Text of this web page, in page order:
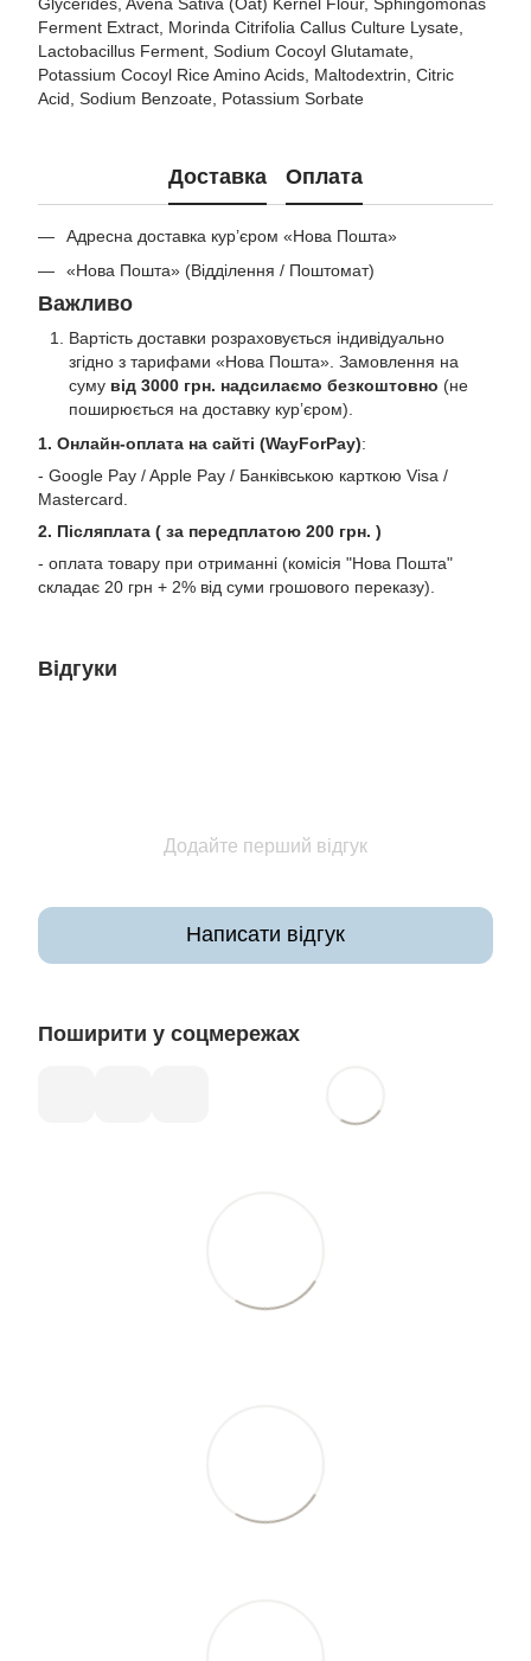
Ferment Extract, Morinda Citrifolia Callus Culture Lysate,
Lactobacillus Ferment, Sodium Cocoyl Glutamate,
Potassium Cocoyl Rice Amino Acids, Maltodextrin, Citric
Acid, Sodium Benzoate, Potassium Sorbate
Доставка Оплата
Адресна доставка кур’єром «Нова Пошта»
«Нова Пошта» (Відділення / Поштомат)
Важливо
Вартість доставки розраховується індивідуально
згідно з тарифами «Нова Пошта». Замовлення на
суму від 3000 грн. надсилаємо безкоштовно (не
поширюється на доставку курʼєром).
1. Онлайн-оплата на сайті (WayForPay):
- Google Pay / Apple Pay / Банківською карткою Visa /
Mastercard.
2. Післяплата ( за передплатою 200 грн. )
- оплата товару при отриманні (комісія "Нова Пошта"
складає 20 грн + 2% від суми грошового переказу).
Відгуки
Додайте перший відгук
Написати відгук
Поширити у соцмережах